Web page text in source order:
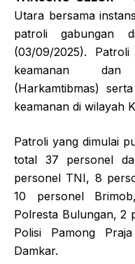
Utara bersama
patroli gabungan
(03/09/2025).
keamanan dan
(Harkamtibmas)
keamanan di wilayah
​Patroli yang dimulai
total 37 personel
personel TNI, 8
10 personel
Polresta Bulungan, 2
Polisi Pamong
Damkar.